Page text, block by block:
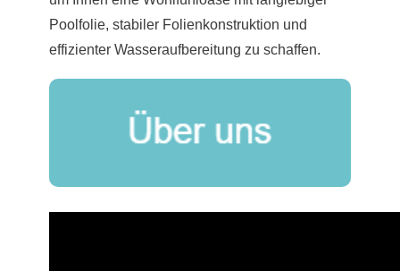
Poolfolie, stabiler Folienkonstruktion und
effizienter Wasseraufbereitung zu schaffen.